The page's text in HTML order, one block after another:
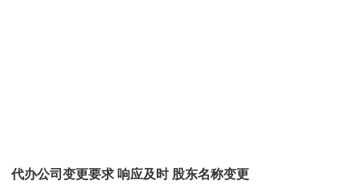
代办公司变更要求 响应及时 股东名称变更